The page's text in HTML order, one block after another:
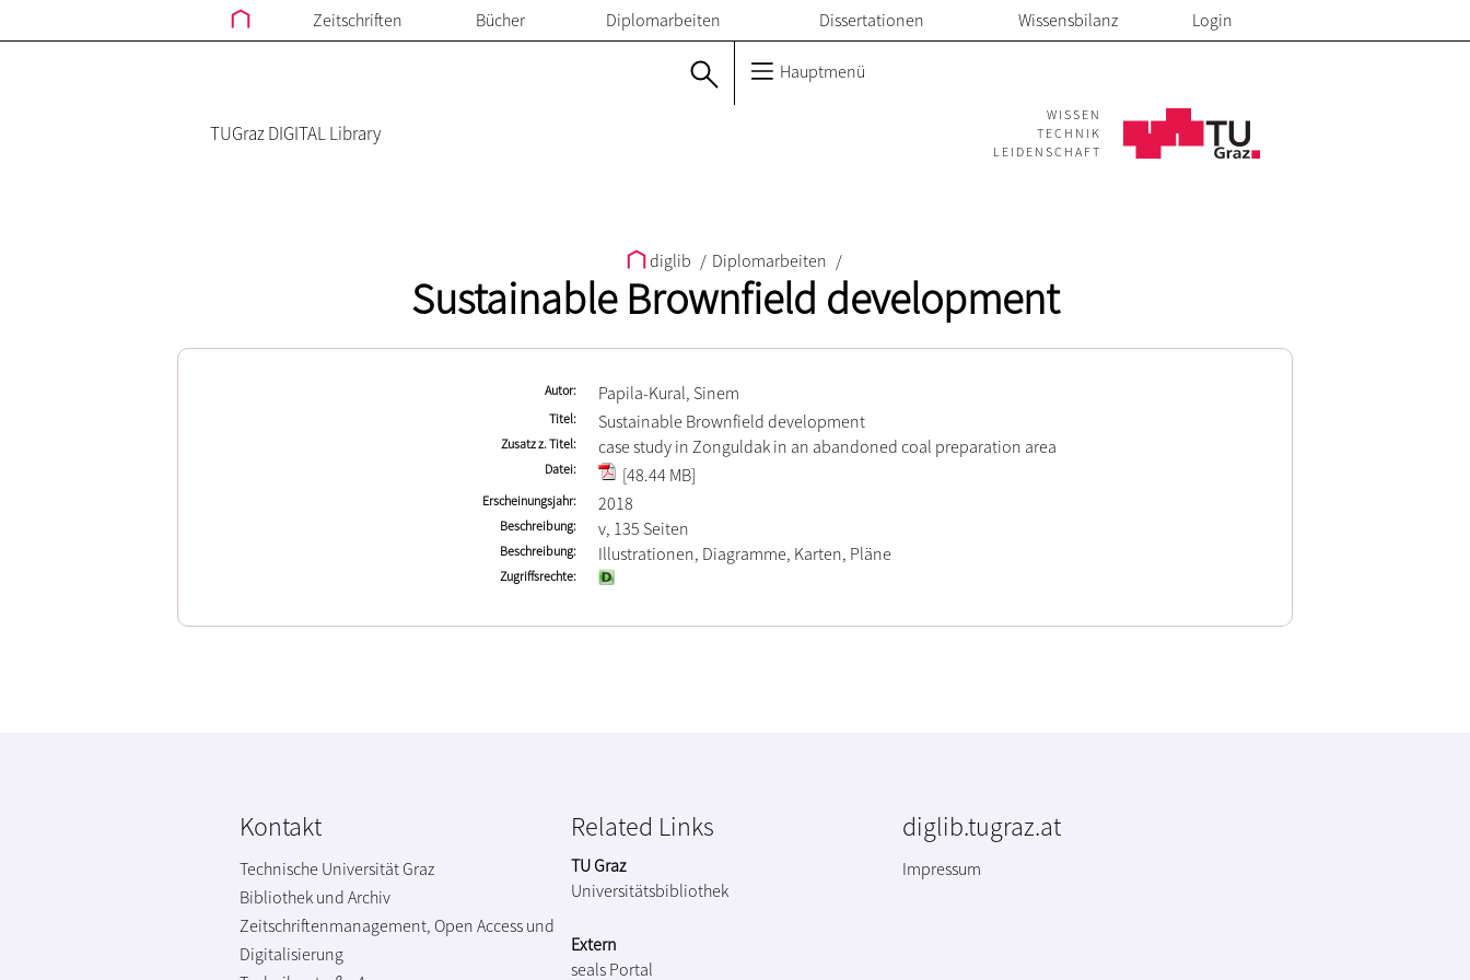
Zeitschriften Bücher Diplomarbeiten Dissertationen Wissensbilanz Login
Hauptmenü
TUGraz DIGITAL Library
WISSEN
TECHNIK
LEIDENSCHAFT
diglib / Diplomarbeiten /
Sustainable Brownfield development
Autor Papila-Kural, Sinem
Titel Sustainable Brownfield development
Zusatz z. Titel case study in Zonguldak in an abandoned coal preparation area
Datei [48.44 MB]
Erscheinungsjahr 2018
Beschreibung v, 135 Seiten
Beschreibung Illustrationen, Diagramme, Karten, Pläne
Zugriffsrechte
Kontakt
Technische Universität Graz
Bibliothek und Archiv
Zeitschriftenmanagement, Open Access und
Digitalisierung
Related Links
TU Graz
Universitätsbibliothek
Extern
seals Portal
diglib.tugraz.at
Impressum